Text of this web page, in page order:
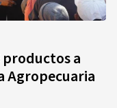
productos a
Agropecuaria